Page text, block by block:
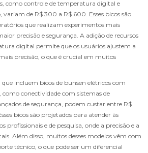
como controle de temperatura digital e
de R$ 300 a R$ 600. Esses bicos são
que realizam experimentos mais
precisão e segurança. A adição de recursos
digital permite que os usuários ajustem a
precisão, o que é crucial em muitos
incluem bicos de bunsen elétricos com
conectividade com sistemas de
de segurança, podem custar entre R$
bicos são projetados para atender às
profissionais e de pesquisa, onde a precisão e a
Além disso, muitos desses modelos vêm com
técnico, o que pode ser um diferencial